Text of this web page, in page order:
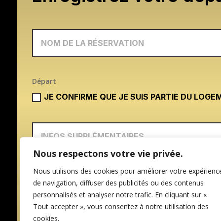
Nous respectons votre vie privée.
Nous utilisons des cookies pour améliorer votre
de navigation, diffuser des publicités ou des contenus
personnalisés et analyser notre trafic. En cliquant sur «
Tout accepter », vous consentez à notre utilisation des
cookies.
Départ
JE CONFIRME QUE JE SUIS PARTIE DU